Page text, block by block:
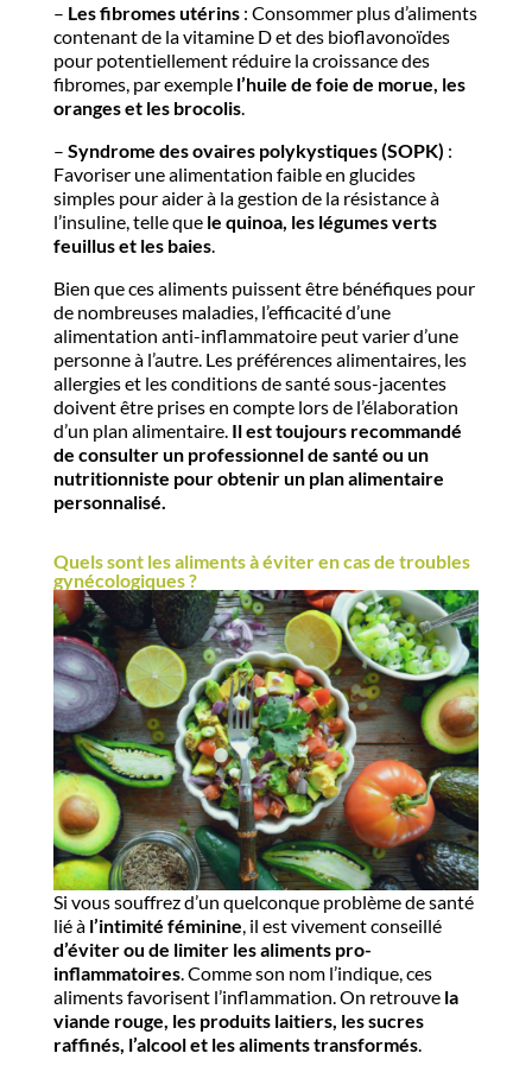
– Les fibromes utérins: Consommer plus d’aliments
contenant de la vitamine D et des bioflavonoïdes
pour potentiellement réduire la croissance des
fibromes, par exemplel’huile de foie de morue, les
oranges et les brocolis.
– Syndrome des ovaires polykystiques (SOPK) :
Favoriser une alimentation faible en glucides
simples pour aider à la gestion de la résistance à
l’insuline, telle quele quinoa, les légumes verts
feuillus et les baies.
Bien que ces aliments puissent être bénéfiques pour
de nombreuses maladies, l’efficacité d’une
alimentation anti-inflammatoire peut varier d’une
personne à l’autre. Les préférences alimentaires, les
allergies et les conditions de santé sous-jacentes
doivent être prises en compte lors de l’élaboration
d’un plan alimentaire. Il est toujours recommandé
de consulter un professionnel de santé ou un
nutritionniste pour obtenir un plan alimentaire
personnalisé.
Quels sont les aliments à éviter en cas de troubles
gynécologiques ?
Si vous souffrez d’un quelconque problème de santé
lié à l’intimité féminine, il est vivement conseillé
d’éviter ou de limiter les aliments pro-
inflammatoires. Comme son nom l’indique, ces
aliments favorisent l’inflammation. On retrouve la
viande rouge, les produits laitiers, les sucres
raffinés, l’alcool et les aliments transformés.